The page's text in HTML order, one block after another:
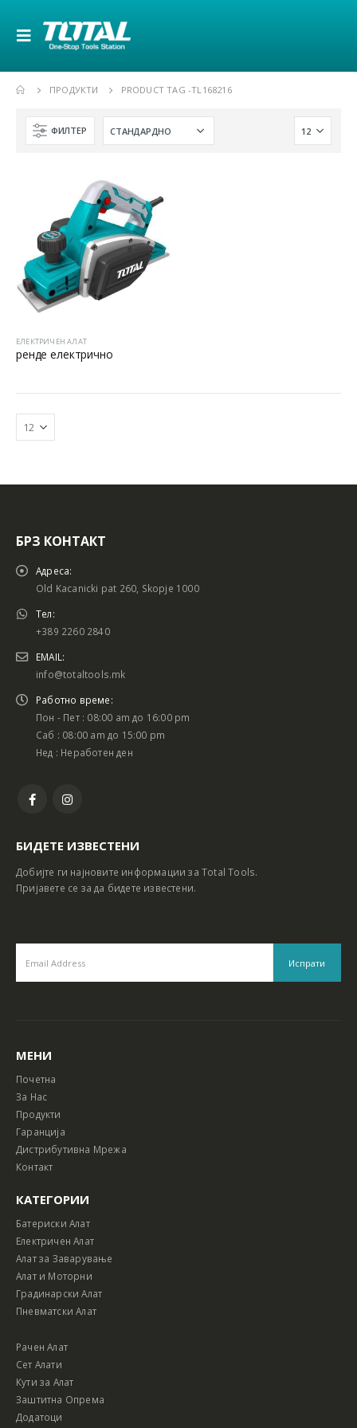
ПРОДУКТИ PRODUCT TAG -TL168216
ФИЛТЕР
ЕЛЕКТРИЧЕН АЛАТ
ренде електрично
Батериски сет
Батериски сет Ротирачки Чекан и Бормашина 20V
БРЗ КОНТАКТ
Адреса:
Old Kacanicki pat 260, Skopje 1000
Тел:
+389 2260 2840
EMAIL:
info@totaltools.mk
Работно време:
Пон - Пет : 08:00 am до 16:00 pm
Саб : 08:00 am до 15:00 pm
Нед : Неработен ден
БИДЕТЕ ИЗВЕСТЕНИ
Добијте ги најновите информации за Total Tools.
Пријавете се за да бидете известени.
МЕНИ
Почетна
За Нас
Продукти
Гаранција
Дистрибутивна Мрежа
Контакт
КАТЕГОРИИ
Батериски Алат
Електричен Алат
Алат за Заварување
Алат и Моторни
Градинарски Алат
Пневматски Алат
Рачен Алат
Сет Алати
Кути за Алат
Заштитна Опрема
Додатоци